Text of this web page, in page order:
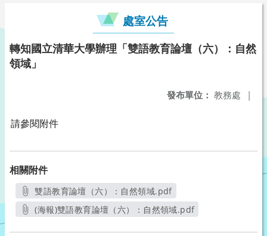
處室公告
轉知國立清華大學辦理「雙語教育論壇（六）：自然
領域」
發布單位： 教務處 |
請參閱附件
相關附件
雙語教育論壇（六）：自然領域.pdf
另開新視窗
(海報)雙語教育論壇（六）：自然領域.pdf